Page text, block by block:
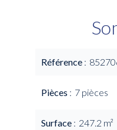
Référence
Pièces 7 pièces
Surface 247.2 m²